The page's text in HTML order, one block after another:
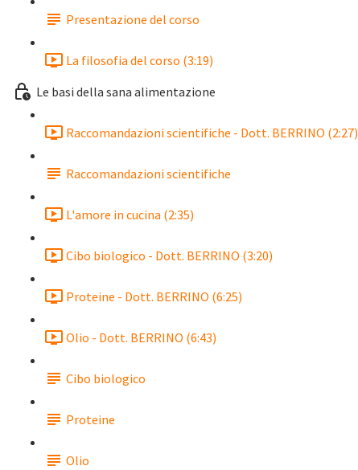
Presentazione del corso
La filosofia del corso (3:19)
Le basi della sana alimentazione
Raccomandazioni scientifiche - Dott. BERRINO (2:27)
Raccomandazioni scientifiche
L'amore in cucina (2:35)
Cibo biologico - Dott. BERRINO (3:20)
Proteine - Dott. BERRINO (6:25)
Olio - Dott. BERRINO (6:43)
Cibo biologico
Proteine
Olio